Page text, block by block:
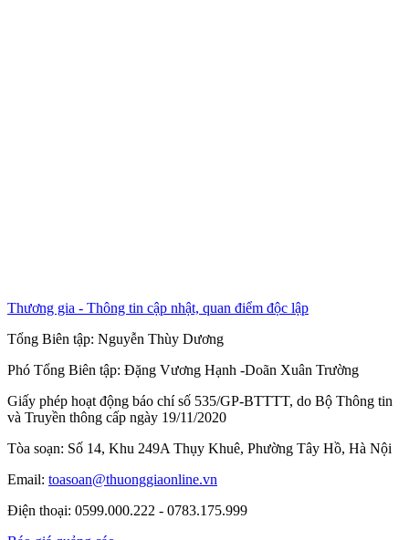
Thương gia - Thông tin cập nhật, quan điểm độc lập
Tổng Biên tập: Nguyễn Thùy Dương
Phó Tổng Biên tập: Đặng Vương Hạnh -Doãn Xuân Trường
Giấy phép hoạt động báo chí số 535/GP-BTTTT, do Bộ Thông tin
và Truyền thông cấp ngày 19/11/2020
Tòa soạn: Số 14, Khu 249A Thụy Khuê, Phường Tây Hồ, Hà Nội
Email: toasoan@thuonggiaonline.vn
Điện thoại: 0599.000.222 - 0783.175.999